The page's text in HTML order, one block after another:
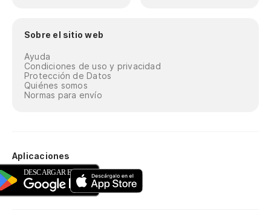
Sobre el sitio web
Ayuda
Condiciones de uso y privacidad
Protección de Datos
Quiénes somos
Normas para envío
Aplicaciones